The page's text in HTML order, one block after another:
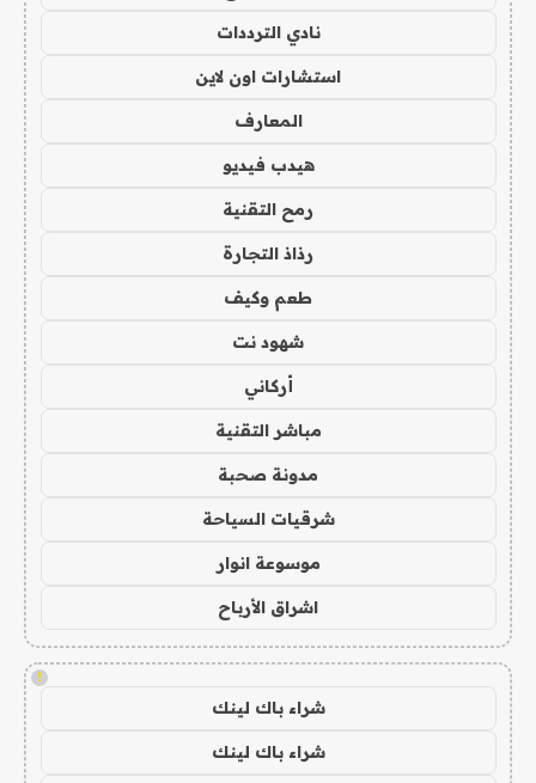
نادي الترددات
استشارات اون لاين
المعارف
هيدب فيديو
رمح التقنية
رذاذ التجارة
طعم وكيف
شهود نت
أركاني
مباشر التقنية
مدونة صحبة
شرقيات السياحة
موسوعة انوار
اشراق الأرباح
!
شراء باك لينك
شراء باك لينك